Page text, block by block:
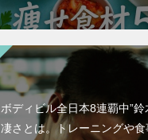
ボディビル全日本8連覇中”鈴
凄さとは。トレーニングや食